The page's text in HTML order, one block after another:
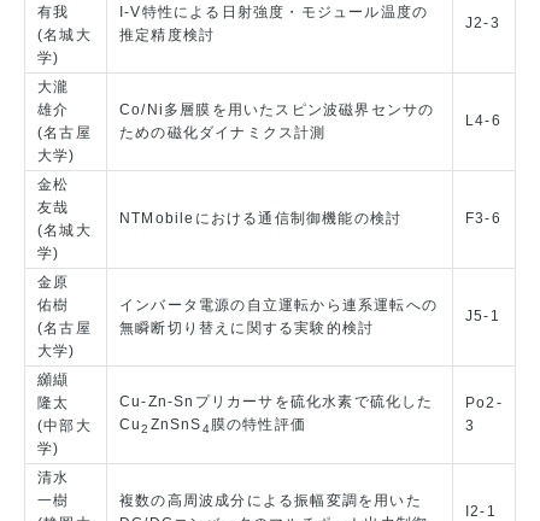
有我
(名城大
学)
I-V特性による日射強度・モジュール温度の
推定精度検討
J2-3
大瀧
雄介
(名古屋
大学)
Co/Ni多層膜を用いたスピン波磁界センサの
ための磁化ダイナミクス計測
L4-6
金松
友哉
(名城大
学)
NTMobileにおける通信制御機能の検討 F3-6
金原
佑樹
(名古屋
大学)
インバータ電源の自立運転から連系運転への
無瞬断切り替えに関する実験的検討
J5-1
纐纈
隆太
(中部大
学)
Cu-Zn-Snプリカーサを硫化水素で硫化した
Cu2 ZnSnS4 膜の特性評価
Po2-
3
清水
一樹
複数の高周波成分による振幅変調を用いた
I2-1